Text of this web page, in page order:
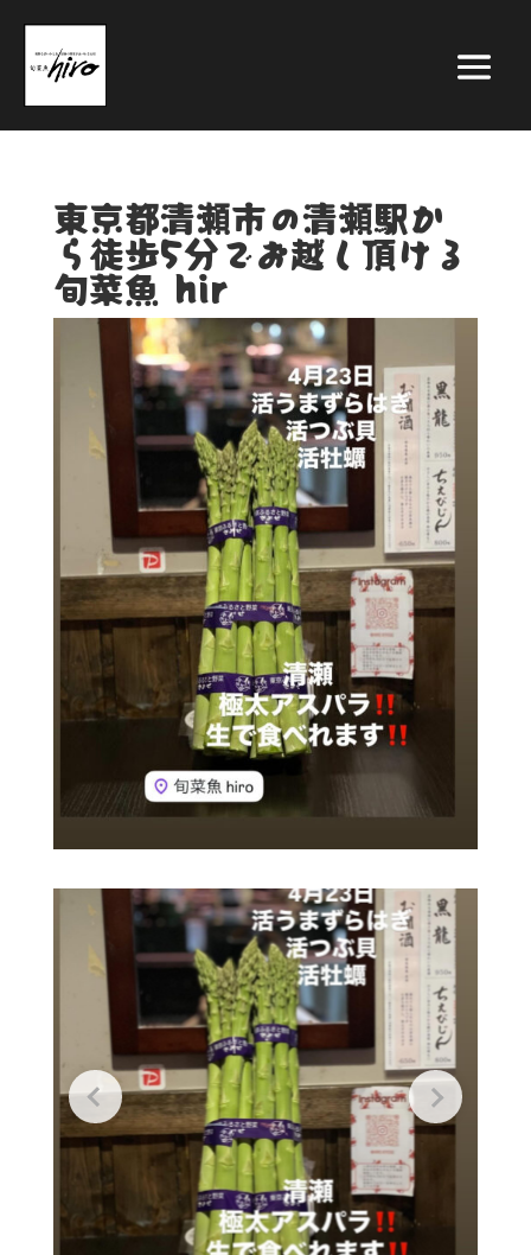
東京都清瀬市の清瀬駅か
ら徒歩5分でお越し頂ける
旬菜魚 hir